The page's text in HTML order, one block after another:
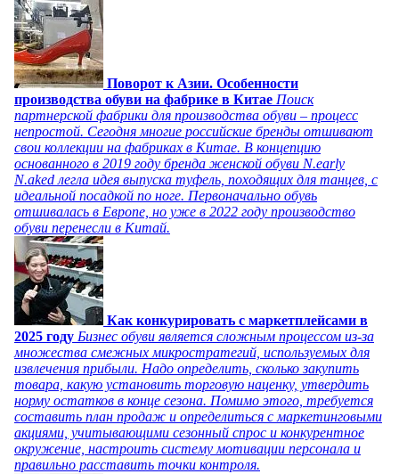
Поворот к Азии. Особенности
производства обуви на фабрике в Китае Поиск
партнерской фабрики для производства обуви – процесс
непростой. Сегодня многие российские бренды отшивают
свои коллекции на фабриках в Китае. В концепцию
основанного в 2019 году бренда женской обуви N.early
N.aked легла идея выпуска туфель, походящих для танцев, с
идеальной посадкой по ноге. Первоначально обувь
отшивалась в Европе, но уже в 2022 году производство
обуви перенесли в Китай.
Как конкурировать с маркетплейсами в
2025 году Бизнес обуви является сложным процессом из-за
множества смежных микростратегий, используемых для
извлечения прибыли. Надо определить, сколько закупить
товара, какую установить торговую наценку, утвердить
норму остатков в конце сезона. Помимо этого, требуется
составить план продаж и определиться с маркетинговыми
акциями, учитывающими сезонный спрос и конкурентное
окружение, настроить систему мотивации персонала и
правильно расставить точки контроля.